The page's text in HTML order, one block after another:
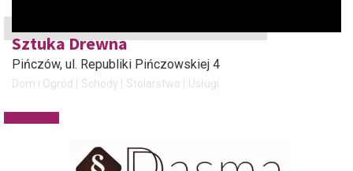
Sztuka Drewna
Pińczów, ul. Republiki Pińczowskiej 4
Dom i Ogród Schody Stolarstwo Usługi